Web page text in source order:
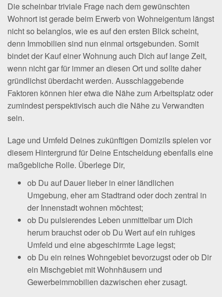
Die scheinbar triviale Frage nach dem gewünschten
Wohnort ist gerade beim Erwerb von Wohneigentum längst
nicht so belanglos, wie es auf den ersten Blick scheint,
denn Immobilien sind nun einmal ortsgebunden. Somit
bindet der Kauf einer Wohnung auch Dich auf lange Zeit,
wenn nicht gar für immer an diesen Ort und sollte daher
gründlichst überdacht werden. Ausschlaggebende
Faktoren können hier etwa die Nähe zum Arbeitsplatz oder
zumindest perspektivisch auch die Nähe zu Verwandten
sein.
Lage und Umfeld Deines zukünftigen Domizils spielen vor
diesem Hintergrund für Deine Entscheidung ebenfalls eine
maßgebliche Rolle. Überlege Dir,
ob Du auf Dauer lieber in einer ländlichen
Umgebung, eher am Stadtrand oder doch zentral in
der Innenstadt wohnen möchtest;
ob Du pulsierendes Leben unmittelbar um Dich
herum brauchst oder ob Du Wert auf ein ruhiges
Umfeld und eine abgeschirmte Lage legst;
ob Du ein reines Wohngebiet bevorzugst oder ob Dir
ein Mischgebiet mit Wohnhäusern und
Gewerbeimmobilien dazwischen eher zusagt.